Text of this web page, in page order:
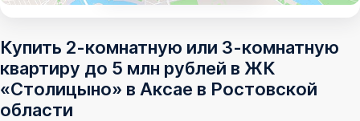
Купить 2-комнатную или 3-комнатную
квартиру до 5 млн рублей в ЖК
«Столицыно» в Аксае в Ростовской
области